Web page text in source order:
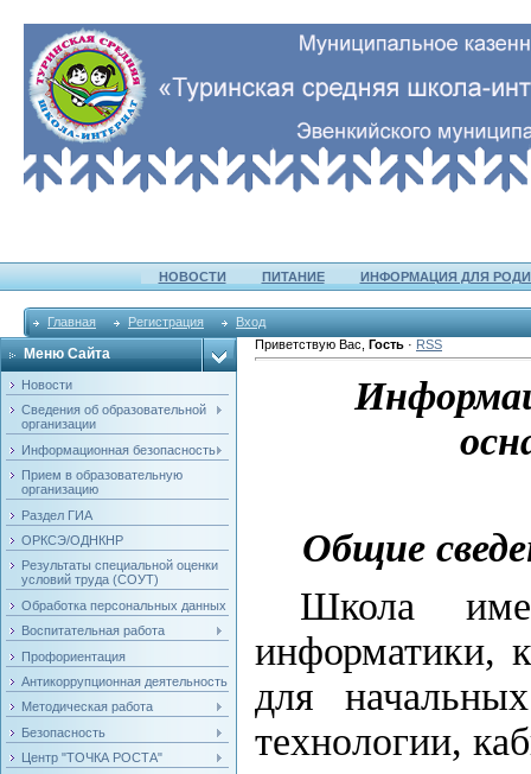
НОВОСТИ ПИТАНИЕ ИНФОРМАЦИЯ ДЛЯ
Главная Регистрация Вход
Меню Сайта
Новости
Сведения об образовательной
организации
Информационная безопасность
Прием в образовательную
организацию
Раздел ГИА
ОРКСЭ/ОДНКНР
Результаты специальной оценки
условий труда (СОУТ)
Обработка персональных данных
Воспитательная работа
Профориентация
Антикоррупционная деятельность
Методическая работа
Безопасность
Центр "ТОЧКА РОСТА"
Приветствую Вас Гость · RSS
Общие
Школа
информатики,
для
технологии,